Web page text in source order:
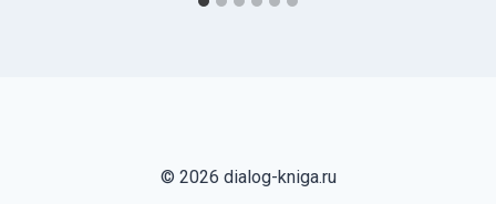
© 2026 dialog-kniga.ru